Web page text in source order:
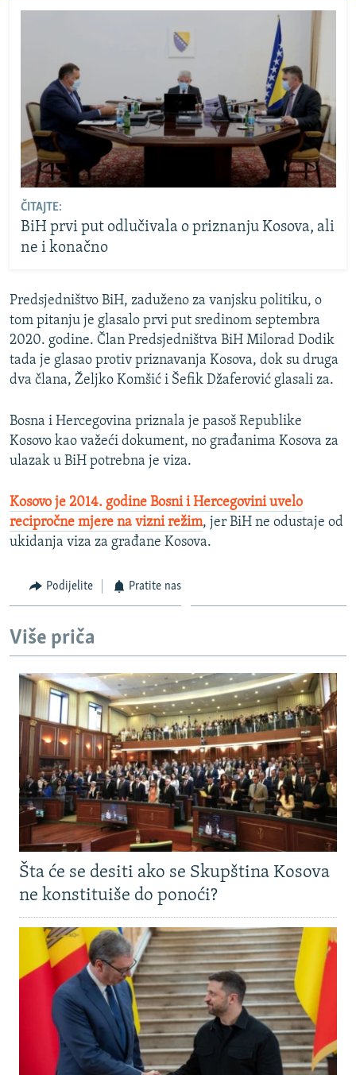
ČITAJTE:
BiH prvi put odlučivala o priznanju Kosova, ali
ne i konačno
Predsjedništvo BiH, zaduženo za vanjsku politiku, o
tom pitanju je glasalo prvi put sredinom septembra
2020. godine. Član Predsjedništva BiH Milorad Dodik
tada je glasao protiv priznavanja Kosova, dok su druga
dva člana, Željko Komšić i Šefik Džaferović glasali za.
Bosna i Hercegovina priznala je pasoš Republike
Kosovo kao važeći dokument, no građanima Kosova za
ulazak u BiH potrebna je viza.
Kosovo je 2014. godine Bosni i Hercegovini uvelo
recipročne mjere na vizni režim, jer BiH ne odustaje od
ukidanja viza za građane Kosova.
Podijelite Pratite nas
Više priča
Šta će se desiti ako se Skupština Kosova
ne konstituiše do ponoći?